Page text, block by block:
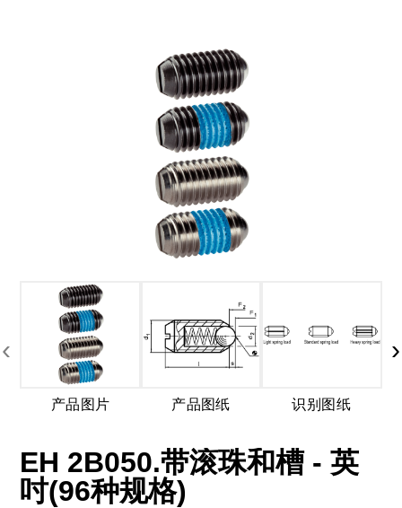
产品图片 产品图纸 识别图纸
‹ ›
EH 2B050.带滚珠和槽 - 英
吋(96种规格)